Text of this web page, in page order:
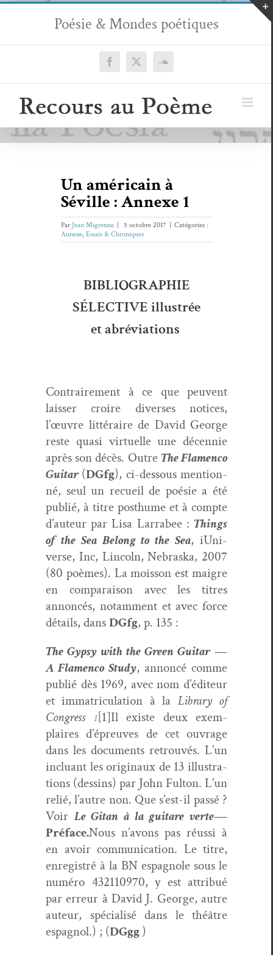
Passer
contenu
Poésie & Mondes poétiques
Facebook
X SoundCloud
Un américain à
Séville : Annexe 1
Par Jean Migrenne 5 octobre 2017
Catégories :
Annexe, Essais & Chroniques
BIBLIOGRAPHIE
SÉLECTIVE illustrée
et abréviations
Con­traire­ment à ce que peu­vent
laiss­er croire divers­es notices,
l’œuvre lit­téraire de David George
reste qua­si virtuelle une décen­nie
après son décès. Out­reThe Fla­men­co
Gui­tar(DGfg), ci-dessous men­tion­
né, seul un recueil de poésie a été
pub­lié, à titre posthume et à compte
d’auteur par Lisa Larrabee : Things
of the Sea Belong to the Sea, iUni­
verse, Inc, Lin­coln, Nebras­ka, 2007
(80 poèmes). La mois­son est mai­gre
en com­para­i­son avec les titres
annon­cés, notam­ment et avec force
détails, dansDGfg, p. 135 :
The Gyp­sy with the Green Gui­tar —
A Fla­men­co Study, annon­cé comme
pub­lié dès 1969, avec nom d’éditeur
et imma­tric­u­la­tion à la Library of
Con­gress
1[1]Il existe deux exem­
plaires d’épreuves de cet ouvrage
dans les doc­u­ments retrou­vés. L’un
inclu­ant les orig­in­aux de 13 illus­tra­
tions (dessins) par John Ful­ton. L’un
relié, l’autre non. Que s’est-il passé ?
Voir Le Gitan à la gui­tare verte—
Pré­face.Nous n’avons pas réus­si à
en avoir com­mu­ni­ca­tion. Le titre,
enreg­istré à la BN espag­nole sous le
numéro 432110970, y est attribué
par erreur à David J. George, autre
auteur, spé­cial­isé dans le théâtre
espag­nol.) ; (DGgg)